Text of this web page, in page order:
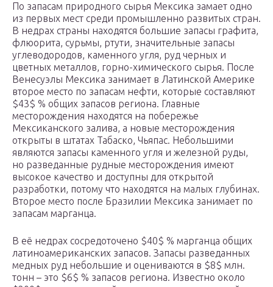
По запасам природного сырья Мексика замает одно
из первых мест среди промышленно развитых стран.
В недрах страны находятся большие запасы графита,
флюорита, сурьмы, ртути, значительные запасы
углеводородов, каменного угля, руд черных и
цветных металлов, горно-химического сырья. После
Венесуэлы Мексика занимает в Латинской Америке
второе место по запасам нефти, которые составляют
$43$ % общих запасов региона. Главные
месторождения находятся на побережье
Мексиканского залива, а новые месторождения
открыты в штатах Табаско, Чьяпас. Небольшими
являются запасы каменного угля и железной руды,
но разведанные рудные месторождения имеют
высокое качество и доступны для открытой
разработки, потому что находятся на малых глубинах.
Второе место после Бразилии Мексика занимает по
запасам марганца.
В её недрах сосредоточено $40$ % марганца общих
латиноамериканских запасов. Запасы разведанных
медных руд небольшие и оцениваются в $8$ млн.
тонн – это $6$ % запасов региона. Известно около